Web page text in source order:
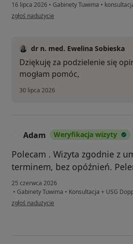
16 lipca 2026 • Gabinety Tuwima •
w opinii użytkownika Viki
zgłoś nadużycie
dr n. med. Ewelina Sobieska
Dziękuję za podzielenie się
mogłam pomóc,
30 lipca 2026
Adam Weryfikacja wizyty
Polecam . Wizyta zgodnie z
terminem, bez opóźnień.
25 czerwca 2026
• Gabinety Tuwima • Konsultacja + USG
w opinii użytkownika Adam
zgłoś nadużycie